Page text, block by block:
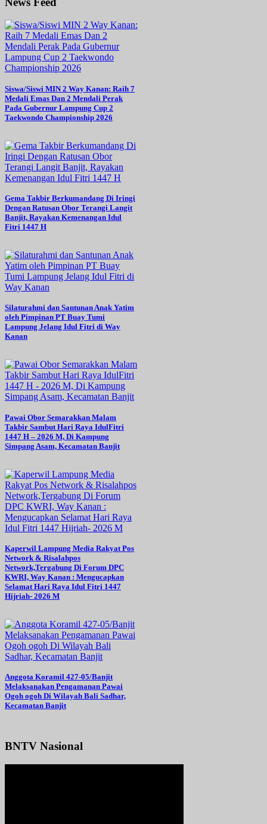
Siswa/Siswi MIN 2 Way Kanan: Raih 7
Medali Emas Dan 2 Mendali Perak
Pada Gubernur Lampung Cup 2
Taekwondo Championship 2026
Gema Takbir Berkumandang Di Iringi
Dengan Ratusan Obor Terangi Langit
Banjit, Rayakan Kemenangan Idul
Fitri 1447 H
Silaturahmi dan Santunan Anak Yatim
oleh Pimpinan PT Buay Tumi
Lampung Jelang Idul Fitri di Way
Kanan
Pawai Obor Semarakkan Malam
Takbir Sambut Hari Raya IdulFitri
1447 H – 2026 M, Di Kampung
Simpang Asam, Kecamatan Banjit
Kaperwil Lampung Media Rakyat Pos
Network & Risalahpos
Network,Tergabung Di Forum DPC
KWRI, Way Kanan : Mengucapkan
Selamat Hari Raya Idul Fitri 1447
Hijriah- 2026 M
Anggota Koramil 427-05/Banjit
Melaksanakan Pengamanan Pawai
Ogoh ogoh Di Wilayah Bali Sadhar,
Kecamatan Banjit
BNTV Nasional